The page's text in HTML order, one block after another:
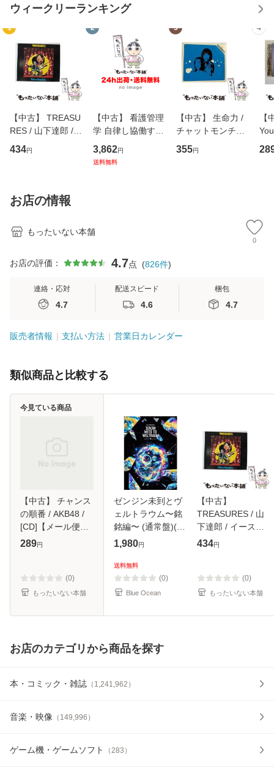
ウィークリーランキング
1
【中古】 TREASU
RES / 山下達郎 /
イーストウエス
ト・ジャパン [CD]
434円
2
【中古】 看護管理
学 自律し協働する
専門職の看護マネ
ジメントスキル 改
3,862円
送料無料
3
【中古】 生命力 /
チャットモンチー /
キューンレコード
[CD]【メール便送
355円
4
【
のが
お店の情報
もったいない本舗
0
お店の評価： 4.7点 (826件)
連絡・応対
4.7
配送スピード
4.6
梱包
4.7
販売者情報 支払い方法 営業日カレンダー
類似商品と比較する
【中古】 チャンス
の順番 / AKB48 /
[CD]【メール便送
料無料】
289円
(0)
もったいない本舗
今見ている商品
ゼンジン未到とヴ
ェルトラウム〜銘
銘編〜 (通常盤)(2
枚組) [DVD]
1,980円
送料無料
(0)
Blue Ocean
【中古】
TREASURES / 山
下達郎 / イースト
ウエスト・ジャパ
434円
(0)
もったいない本舗
お店のカテゴリから商品を探す
本・コミック・雑誌 （ 1,241,962 ）
音楽・映像 （ 149,996 ）
ゲーム機・ゲームソフト （283 ）